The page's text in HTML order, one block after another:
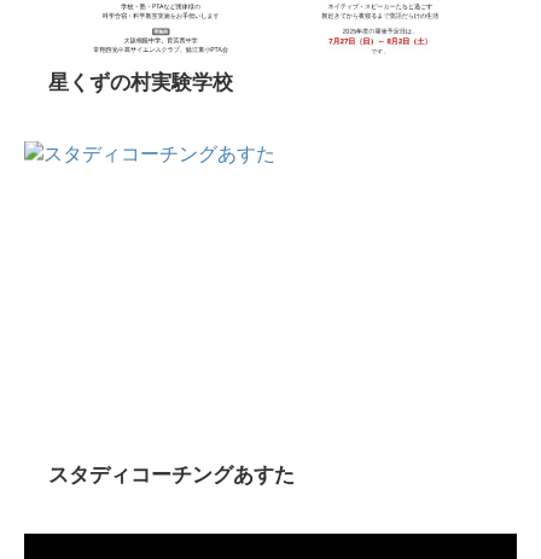
星くずの村実験学校
スタディコーチングあすた